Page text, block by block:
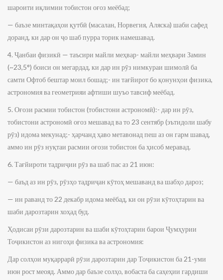
шароити иқлимии тобистон оғоз меёбад;
— баъзе минтақаҳои қутбӣ (масалан, Норвегия, Аляска) шаби сафед
доранд, ки дар он ҷо шаб пурра торик намешавад.
4. Ҷанбаи физикӣ — таъсири майли меҳвар- майли меҳвари Замин
(~23,5°) боиси он мегардад, ки дар ин рӯз нимкураи шимолӣ ба
самти Офтоб бештар моил бошад;- ин тағйирот бо қонунҳои физика,
астрономия ва геометрияи афтиши шуъо тавсиф меёбад.
5. Оғози расмии тобистон (тобистони астрономӣ):- дар ин рӯз,
тобистони астрономӣ оғоз мешавад ва то 23 сентябр (эътидоли шабу
рӯз) идома мекунад;- ҳарчанд ҳаво метавонад пеш аз он гарм шавад,
аммо ин рӯз нуқтаи расмии оғози тобистон ба ҳисоб меравад.
6. Тағйироти тадриҷии рӯз ва шаб пас аз 21 июн:
— баъд аз ин рӯз, рӯзҳо тадриҷан кӯтоҳ мешаванд ва шабҳо дароз;
— ин раванд то 22 декабр идома меёбад, ки он рӯзи кӯтоҳтарин ва
шаби дарозтарин хоҳад буд.
Ҳодисаи рӯзи дарозтарин ва шаби кӯтоҳтарин барои Ҷумҳурии
Тоҷикистон аз нигоҳи физика ва астрономия:
Дар солҳои муқаррарӣ рӯзи дарозтарин дар Тоҷикистон ба 21-уми
июн рост меояд. Аммо дар баъзе солҳо, вобаста ба саҳеҳии гардиши